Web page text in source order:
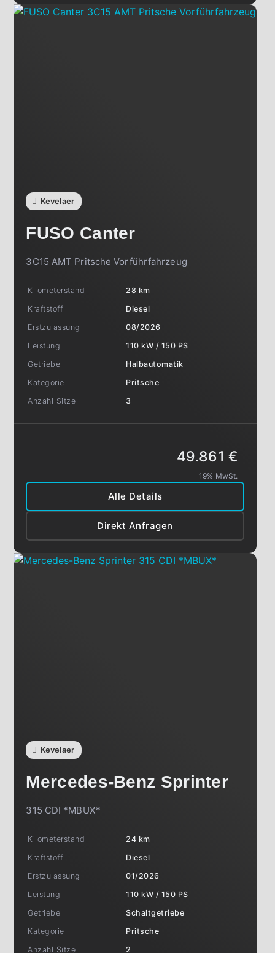
Kevelaer
FUSO Canter
3C15 AMT Pritsche Vorführfahrzeug
Kilometerstand
28 km
Kraftstoff
Diesel
Erstzulassung
08/2026
Leistung
110 kW / 150 PS
Getriebe
Halbautomatik
Kategorie
Pritsche
Anzahl Sitze
3
Alle Details
Direkt Anfragen
49.861 €
19% MwSt.
Kevelaer
Mercedes-Benz Sprinter
315 CDI *MBUX*
Kilometerstand
24 km
Kraftstoff
Diesel
Erstzulassung
01/2026
Leistung
110 kW / 150 PS
Getriebe
Schaltgetriebe
Kategorie
Pritsche
Anzahl Sitze
2